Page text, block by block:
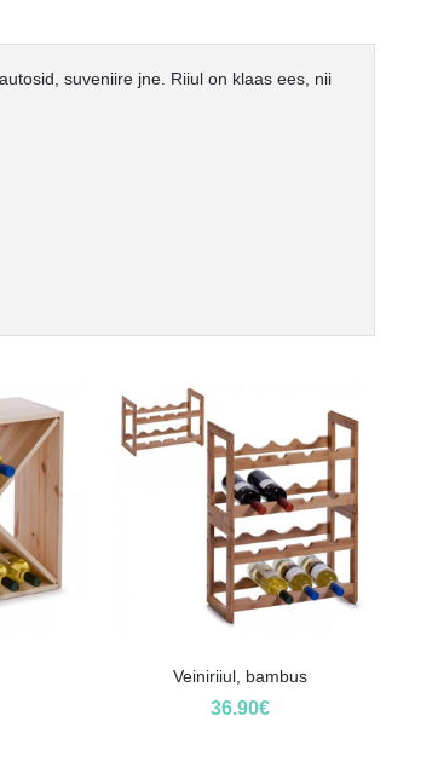
suveniire jne. Riiul on klaas ees, nii
Veiniriiul, bambus
36.90€